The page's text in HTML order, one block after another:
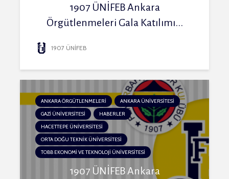
1907 ÜNİFEB Ankara
Örgütlenmeleri Gala Katılımı...
1907 ÜNİFEB
ANKARA ÖRGÜTLENMELERİ
ANKARA ÜNİVERSİTESİ
GAZİ ÜNİVERSİTESİ
HABERLER
HACETTEPE ÜNİVERSİTESİ
ORTA DOĞU TEKNİK ÜNİVERSİTESİ
TOBB EKONOMİ VE TEKNOLOJİ ÜNİVERSİTESİ
1907 ÜNİFEB Ankara